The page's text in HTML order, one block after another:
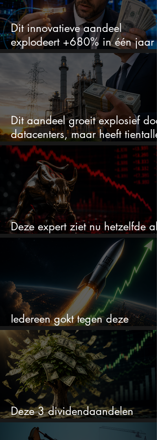
Dit innovatieve aandeel
explodeert +680% in één jaar
en blijft maar stijgen
Dit aandeel groeit explosief
datacenters, maar heeft
miljarden nodig
Deze expert ziet nu hetzelfde als
voor de crash van 1987
Iedereen gokt tegen deze
aandelen. Ik zou er juist 2
Deze 3 dividendaandelen
kunnen binnenkort flink stijgen